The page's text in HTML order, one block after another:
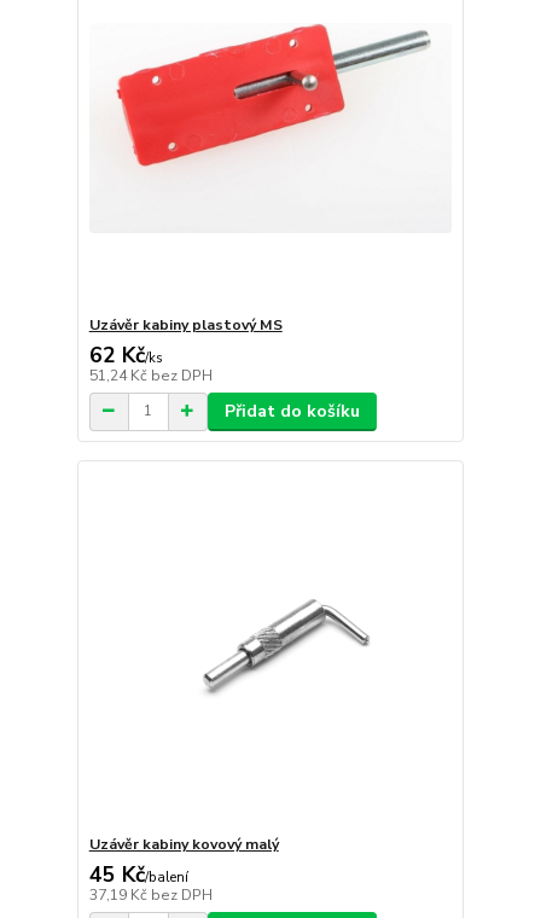
Uzávěr kabiny plastový MS
62 Kč/ks
51,24 Kč bez DPH
Přidat do košíku
Uzávěr kabiny kovový malý
45 Kč/balení
37,19 Kč bez DPH